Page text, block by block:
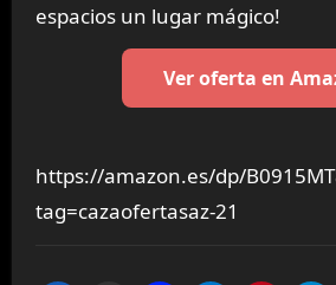
espacios un lugar mágico!
Ver oferta en
https://amazon.es/dp/
tag=cazaofertasaz-21